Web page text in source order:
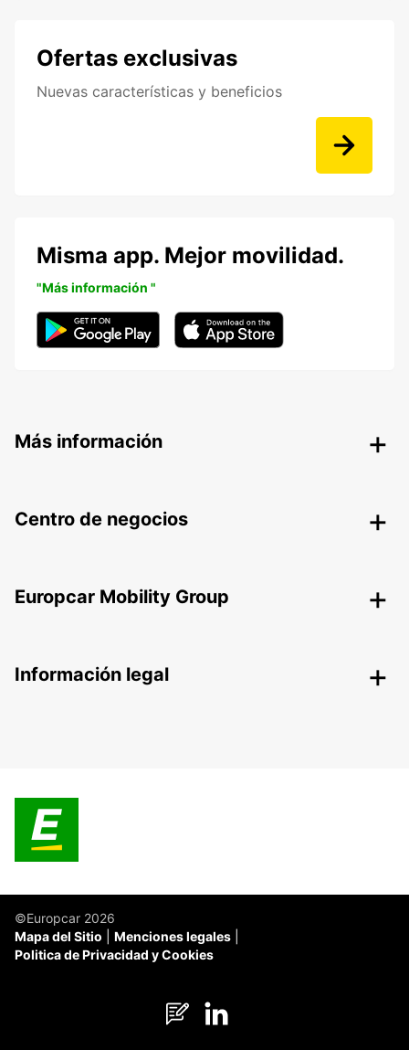
Ofertas exclusivas
Nuevas características y beneficios
Misma app. Mejor movilidad.
"Más información "
Más información
Centro de negocios
Europcar Mobility Group
Información legal
©Europcar 2026
Mapa del Sitio
Menciones legales
Politica de Privacidad y Cookies